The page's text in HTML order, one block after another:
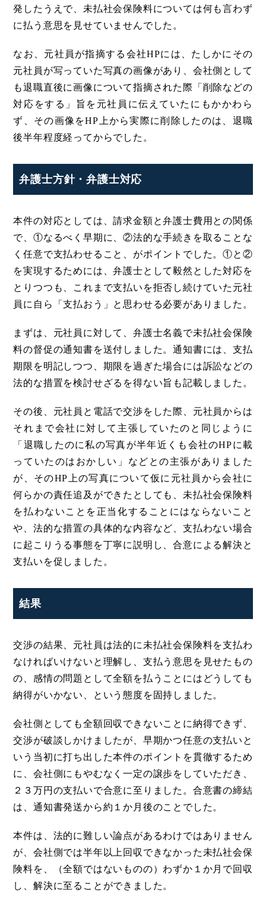
発したうえで、未払社会保険料については何も言わず
に払う意思を見せていませんでした。
なお、元社員が指摘する会社HPには、たしかにその
元社員が写っていた写真の画像があり、会社側として
も退職直後に画像について指摘された際「削除などの
対応をする」旨を元社員に伝えていたにもかかわら
ず、その画像をHP上から実際に削除したのは、退職
後半年程度経ってからでした。
弁護士方針・弁護士対応
本件の対応としては、請求金額と弁護士費用との関係
で、①なるべく早期に、②法的な手続きを取ることな
く任意で支払わせること、がポイントでした。①と②
を実現するためには、弁護士として毅然とした対応を
とりつつも、これまで支払いを拒否し続けていた元社
員に自ら「支払おう」と思わせる必要がありました。
まずは、元社員に対して、弁護士名義で未払社会保険
料の督促の通知書を送付しました。通知書には、支払
期限を明記しつつ、期限を過ぎた場合には訴訟などの
法的な措置を検討せざるを得ない旨も記載しました。
その後、元社員と電話で交渉をした際、元社員からは
それまで会社に対して主張していたのと同じように
「退職したのに私の写真が半年近くも会社のHPに載
っていたのはおかしい」などとの主張がありました
が、そのHP上の写真について仮に元社員から会社に
何らかの責任追及ができたとしても、未払社会保険料
を払わないことを正当化することにはならないこと
や、法的な措置の具体的な内容など、支払わない場合
に起こりうる事態を丁寧に説明し、合意による解決と
支払いを促しました。
結果
交渉の結果、元社員は法的に未払社会保険料を支払わ
なければいけないと理解し、支払う意思を見せたもの
の、感情の問題として全額を払うことにはどうしても
納得がいかない、という態度を固持しました。
会社側としても全額回収できないことに納得できず、
交渉が破談しかけましたが、早期かつ任意の支払いと
いう当初に打ち出した本件のポイントを貫徹するため
に、会社側にもやむなく一定の譲歩をしていただき、
２３万円の支払いで合意に至りました。合意書の締結
は、通知書発送から約１か月後のことでした。
本件は、法的に難しい論点があるわけではありません
が、会社側では半年以上回収できなかった未払社会保
険料を、（全額ではないものの）わずか１か月で回収
し、解決に至ることができました。